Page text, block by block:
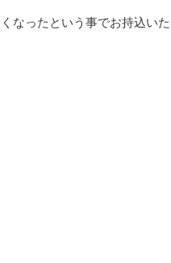
なったという事でお持込いた